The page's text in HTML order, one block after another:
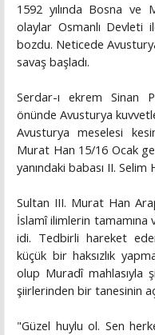
1592 yılında Bosna ve
olaylar Osmanlı Devleti
bozdu. Neticede
savaş başladı.
Serdar-ı ekrem Sinan
önünde Avusturya
Avusturya meselesi
Murat Han 15/16 Ocak
yanındaki babası II.
Sultan III. Murat Han
İslamî ilimlerin tamamına
idi. Tedbirli hareket
küçük bir haksızlık
olup Muradî mahlasıyla
şiirlerinden bir tanesinin
"Güzel huylu ol. Sen